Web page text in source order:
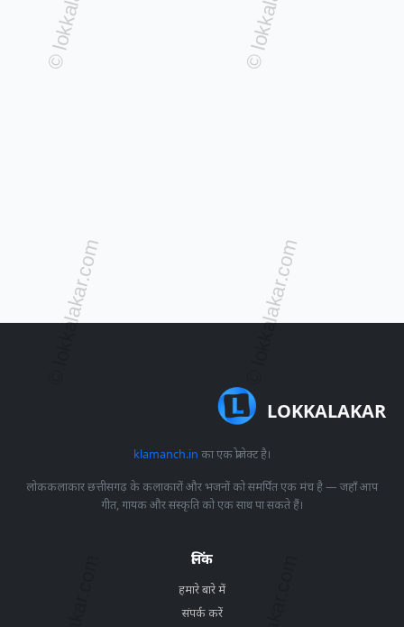
LOKKALAKAR
klamanch.in का एक प्रोजेक्ट है।
लोककलाकार छत्तीसगढ़ के कलाकारों और भजनों को समर्पित एक मंच है — जहाँ आप
गीत, गायक और संस्कृति को एक साथ पा सकते हैं।
लिंक
हमारे बारे में
संपर्क करें